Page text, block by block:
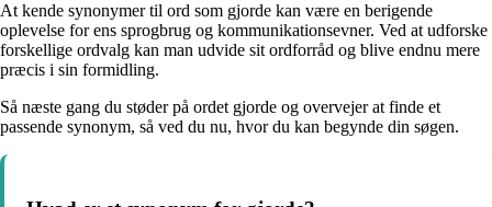
At kende synonymer til ord som gjorde kan være en berigende
oplevelse for ens sprogbrug og kommunikationsevner. Ved at udforske
forskellige ordvalg kan man udvide sit ordforråd og blive endnu mere
præcis i sin formidling.
Så næste gang du støder på ordet gjorde og overvejer at finde et
passende synonym, så ved du nu, hvor du kan begynde din søgen.